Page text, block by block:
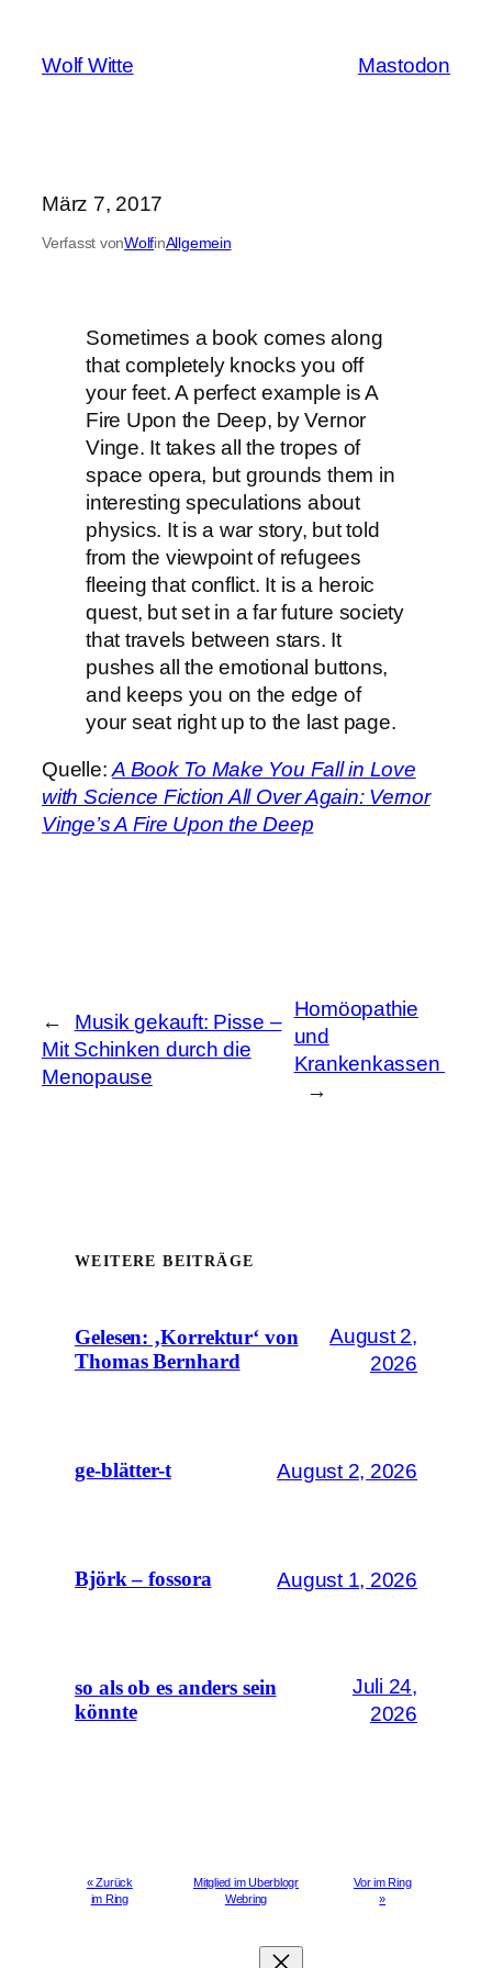
springen
Wolf Witte Mastodon
März 7, 2017
Verfasst vonWolfinAllgemein
Sometimes a book comes along
that completely knocks you off
your feet. A perfect example is A
Fire Upon the Deep, by Vernor
Vinge. It takes all the tropes of
space opera, but grounds them in
interesting speculations about
physics. It is a war story, but told
from the viewpoint of refugees
fleeing that conflict. It is a heroic
quest, but set in a far future society
that travels between stars. It
pushes all the emotional buttons,
and keeps you on the edge of
your seat right up to the last page.
Quelle:A Book To Make You Fall in Love
with Science Fiction All Over Again: Vernor
Vinge’s A Fire Upon the Deep
←
Musik gekauft: Pisse –
Mit Schinken durch die
Menopause
Homöopathie
und
Krankenkassen
→
WEITERE BEITRÄGE
Gelesen: ‚Korrektur‘ von
Thomas Bernhard
August 2,
2026
ge-blätter-t August 2, 2026
Björk – fossora August 1, 2026
so als ob es anders sein
könnte
Juli 24,
2026
« Zurück
im Ring
Mitglied im Uberblogr
Webring
Vor im Ring
»